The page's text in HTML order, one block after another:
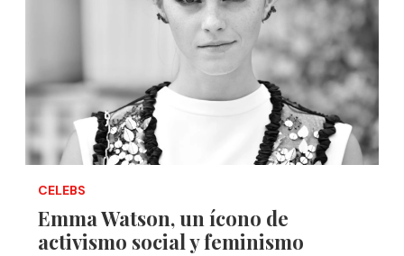
CELEBS
Emma Watson, un ícono de
activismo social y feminismo